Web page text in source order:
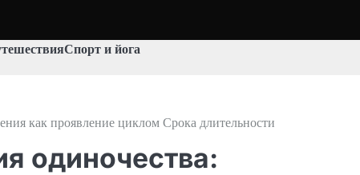
Спорт и йога
как проявление циклом Срока длительности
одиночества: